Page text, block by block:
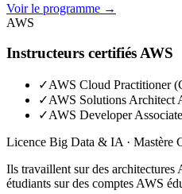
Voir le programme →
AWS
Instructeurs certifiés AWS
✓AWS Cloud Practitioner
✓AWS Solutions Architect
✓AWS Developer Associate
Licence Big Data & IA · Mastère
Ils travaillent sur des architectures
étudiants sur des comptes AWS